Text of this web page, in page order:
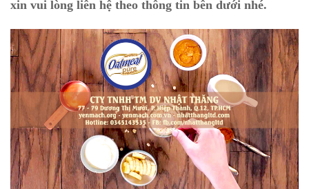
xin vui lòng liên hệ theo thông tin bên dưới nhé.